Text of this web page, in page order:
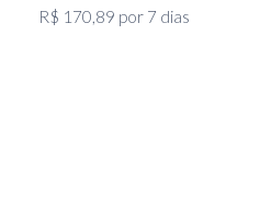
R$ 170,89 por 7 dias